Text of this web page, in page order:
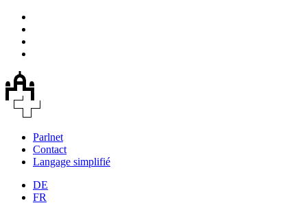
Parlnet
Contact
Langage simplifié
DE
FR